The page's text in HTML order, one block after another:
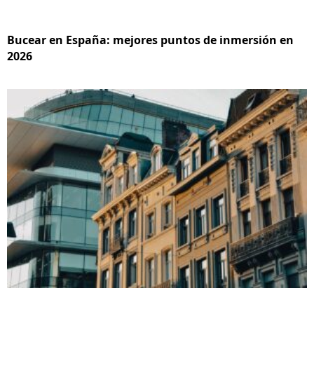
Bucear en España: mejores puntos de inmersión en
2026